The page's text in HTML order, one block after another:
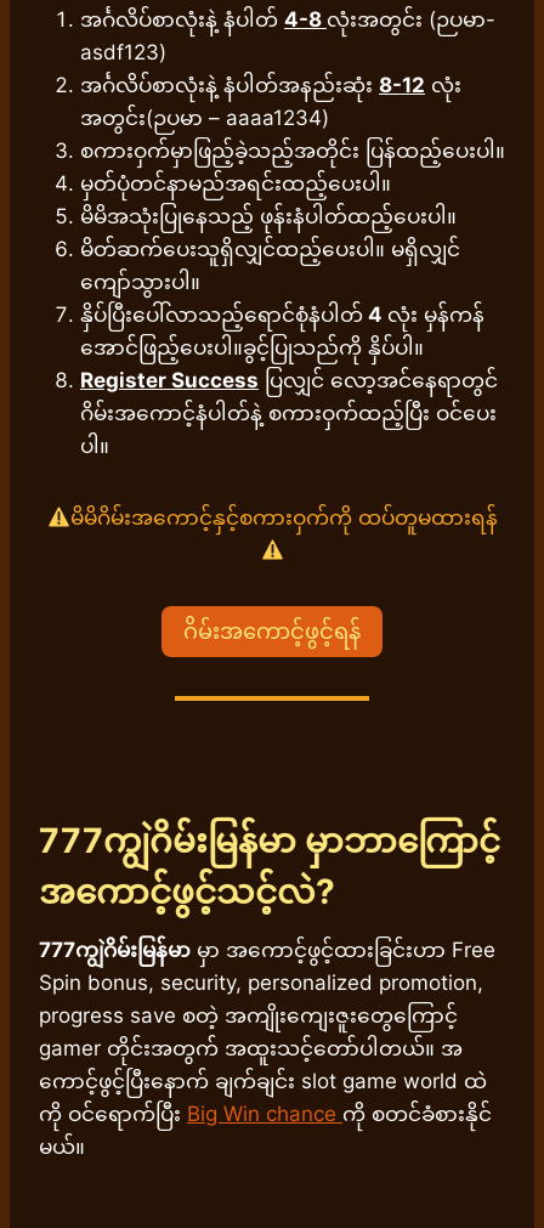
အင်္ဂလိပ်စာလုံးနဲ့ နံပါတ် 4-8 လုံးအတွင်း (ဉပမာ-
asdf123)
အင်္ဂလိပ်စာလုံးနဲ့ နံပါတ်အနည်းဆုံး 8-12 လုံး
အတွင်း(ဉပမာ – aaaa1234)
စကားဝှက်မှာဖြည့်ခဲ့သည့်အတိုင်း ပြန်ထည့်ပေးပါ။
မှတ်ပုံတင်နာမည်အရင်းထည့်ပေးပါ။
မိမိအသုံးပြုနေသည့် ဖုန်းနံပါတ်ထည့်ပေးပါ။
မိတ်ဆက်ပေးသူရှိလျှင်ထည့်ပေးပါ။ မရှိလျှင်
ကျော်သွားပါ။
နှိပ်ပြီးပေါ်လာသည့်ရောင်စုံနံပါတ် 4 လုံး မှန်ကန်
အောင်ဖြည့်ပေးပါ။ခွင့်ပြုသည်ကို နှိပ်ပါ။
Register Success ပြလျှင် လော့အင်နေရာတွင်
ဂိမ်းအကောင့်နံပါတ်နဲ့ စကားဝှက်ထည့်ပြီး ဝင်ပေး
ပါ။
မိမိဂိမ်းအကောင့်နှင့်စကားဝှက်ကို ထပ်တူမထားရန်
ဂိမ်းအကောင့်ဖွင့်ရန်
777ကျွဲဂိမ်းမြန်မာ မှာဘာကြောင့်
အကောင့်ဖွင့်သင့်လဲ?
777ကျွဲဂိမ်းမြန်မာ မှာ အကောင့်ဖွင့်ထားခြင်းဟာ Free
Spin bonus, security, personalized promotion,
progress save စတဲ့ အကျိုးကျေးဇူးတွေကြောင့်
gamer တိုင်းအတွက် အထူးသင့်တော်ပါတယ်။ အ
ကောင့်ဖွင့်ပြီးနောက် ချက်ချင်း slot game world ထဲ
ကို ဝင်ရောက်ပြီး Big Win chance ကို စတင်ခံစားနိုင်
မယ်။